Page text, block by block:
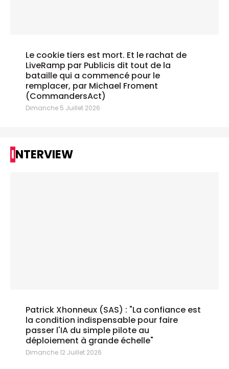
Le cookie tiers est mort. Et le rachat de
LiveRamp par Publicis dit tout de la
bataille qui a commencé pour le
remplacer, par Michael Froment
(CommandersAct)
Dimanche 5 Juillet 2026
INTERVIEW
Patrick Xhonneux (SAS) : "La confiance est
la condition indispensable pour faire
passer l'IA du simple pilote au
déploiement à grande échelle"
Dimanche 12 Juillet 2026